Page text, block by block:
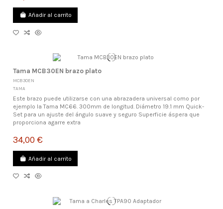
Añadir al carrito
Tama MCB30EN brazo plato
MCB30EN
TAMA
Este brazo puede utilizarse con una abrazadera universal como por
ejemplo la Tama MC66. 300mm de longitud. Diámetro 19.1 mm Quick-
Set para un ajuste del ángulo suave y seguro Superficie áspera que
proporciona agarre extra
34,00 €
Añadir al carrito